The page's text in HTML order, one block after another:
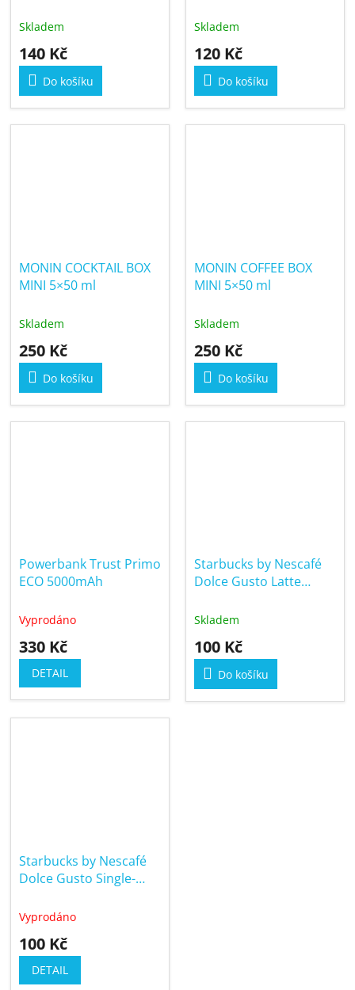
Skladem
140 Kč
Do košíku
Skladem
120 Kč
Do košíku
MONIN COCKTAIL BOX
MINI 5×50 ml
Skladem
250 Kč
Do košíku
MONIN COFFEE BOX
MINI 5×50 ml
Skladem
250 Kč
Do košíku
Powerbank Trust Primo
ECO 5000mAh
Vyprodáno
330 Kč
DETAIL
Starbucks by Nescafé
Dolce Gusto Latte
porcí)
Skladem
100 Kč
Do košíku
Starbucks by Nescafé
Dolce Gusto Single-
kapslí (12 porcí)
Vyprodáno
100 Kč
DETAIL